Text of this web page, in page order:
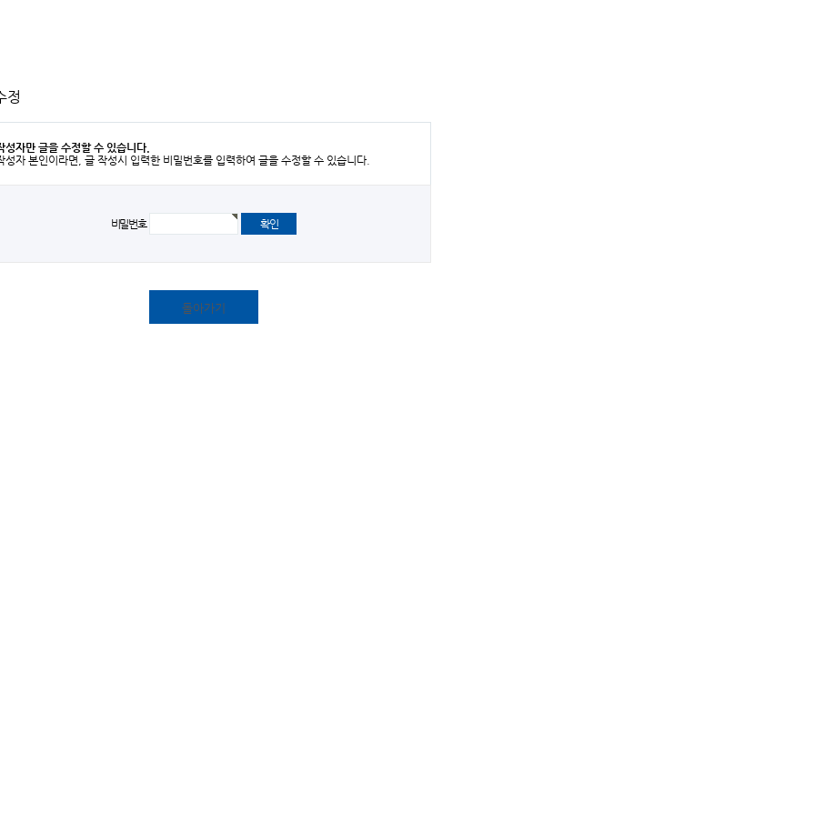
정
성자만 글을 수정할 수 있습니다.
성자 본인이라면, 글 작성시 입력한 비밀번호를 입력하여 글을 수정할 수 있습니다.
비밀번호
돌아가기